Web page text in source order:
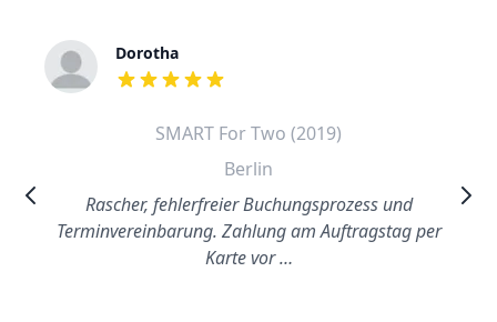
Dorotha
out of 5 stars
SMART For Two (2019)
Berlin
Rascher, fehlerfreier Buchungsprozess und
Terminvereinbarung. Zahlung am Auftragstag per
Karte vor …